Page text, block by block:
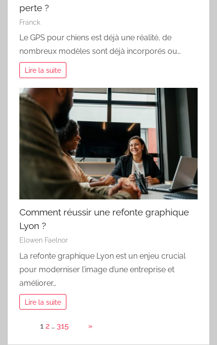
perte ?
Franck
Le GPS pour chiens est déjà une réalité, de
nombreux modèles sont déjà incorporés ou…
Lire la suite
Comment réussir une refonte graphique
Lyon ?
Elowen Faelnor
La refonte graphique Lyon est un enjeu crucial
pour moderniser l’image d’une entreprise et
améliorer…
Lire la suite
Page:1 2 … 315 »